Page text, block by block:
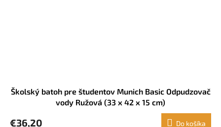
Školský batoh pre študentov Munich Basic Odpudzovač
vody Ružová (33 x 42 x 15 cm)
€36,20 Do košíka